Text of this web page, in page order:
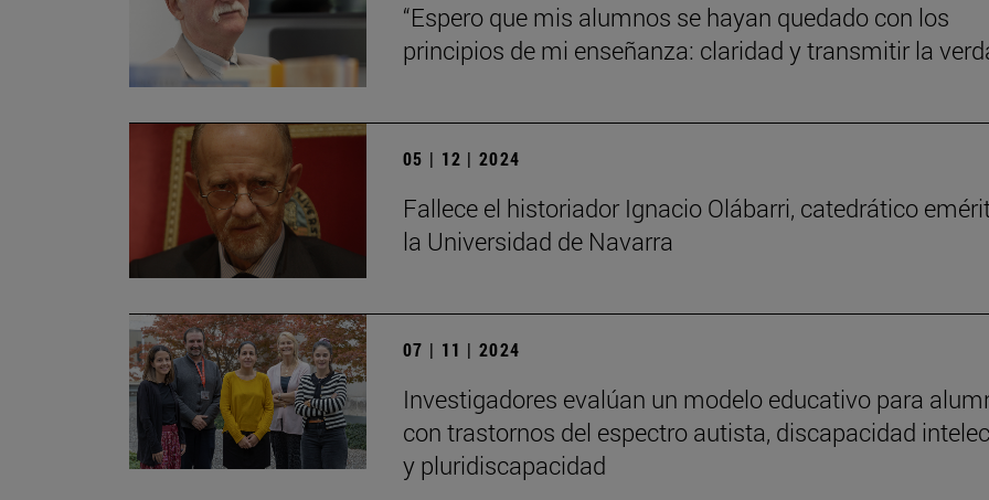
“Espero que mis alumnos se hayan quedado con los
principios de mi enseñanza: claridad y transmitir la
05 | 12 | 2024
Fallece el historiador Ignacio Olábarri, catedrático
la Universidad de Navarra
07 | 11 | 2024
Investigadores evalúan un modelo educativo para
con trastornos del espectro autista, discapacidad
y pluridiscapacidad